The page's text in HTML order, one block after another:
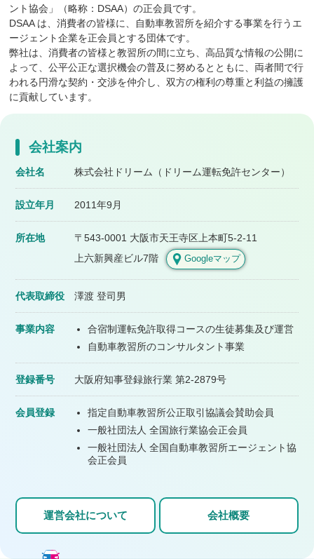
ント協会」（略称：DSAA）の正会員です。
DSAA は、消費者の皆様に、自動車教習所を紹介する事業を行うエ
ージェント企業を正会員とする団体です。
弊社は、消費者の皆様と教習所の間に立ち、高品質な情報の公開に
よって、公平公正な選択機会の普及に努めるとともに、両者間で行
われる円滑な契約・交渉を仲介し、双方の権利の尊重と利益の擁護
に貢献しています。
会社案内
会社名 株式会社ドリーム （ドリーム運転免許センター）
設立年月 2011年9月
所在地 〒543-0001 大阪市天王寺区上本町5-2-11
上六新興産ビル7階
Googleマップ
代表取締役 澤渡 登司男
事業内容
合宿制運転免許取得コースの生徒募集及び運営
自動車教習所のコンサルタント事業
登録番号 大阪府知事登録旅行業 第2-2879号
会員登録
指定自動車教習所公正取引協議会賛助会員
一般社団法人 全国旅行業協会正会員
一般社団法人 全国自動車教習所エージェント協
会正会員
運営会社について 会社概要